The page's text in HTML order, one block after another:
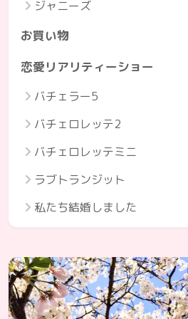
ジャニーズ
お買い物
恋愛リアリティーショー
バチェラー5
バチェロレッテ2
バチェロレッテミニ
ラブトランジット
私たち結婚しました